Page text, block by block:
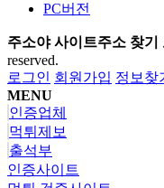
PC버전
주소야 사이트주소 찾기
reserved.
로그인 회원가입 정보찾
MENU
인증업체
먹튀제보
출석부
인증사이트